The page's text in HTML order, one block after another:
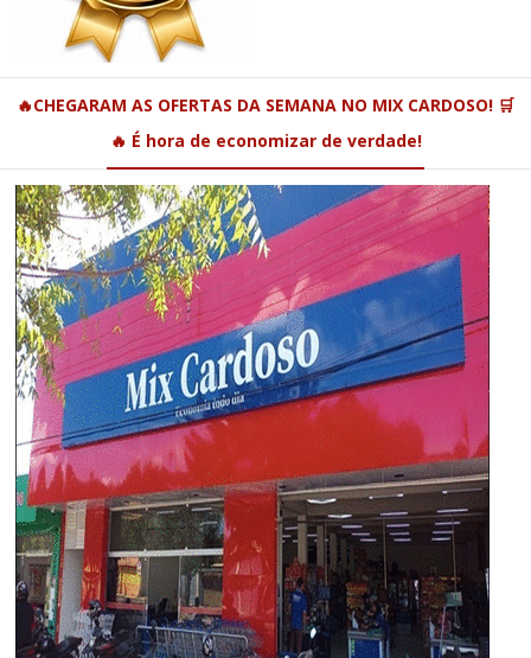
🔥CHEGARAM AS OFERTAS DA SEMANA NO MIX CARDOSO! 🛒
🔥 É hora de economizar de verdade!